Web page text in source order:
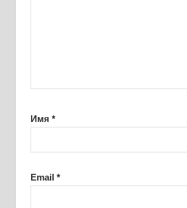
Имя *
Email *